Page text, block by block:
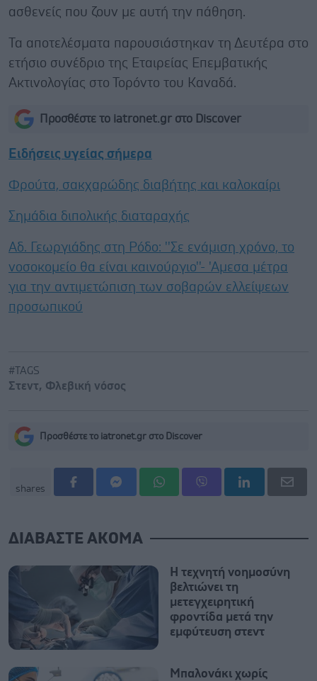
ασθενείς που ζουν με αυτή την πάθηση.
Τα αποτελέσματα παρουσιάστηκαν τη Δευτέρα στο
ετήσιο συνέδριο της Εταιρείας Επεμβατικής
Ακτινολογίας στο Τορόντο του Καναδά.
Προσθέστε το iatronet.gr στο Discover
Ειδήσεις υγείας σήμερα
Φρούτα, σακχαρώδης διαβήτης και καλοκαίρι
Σημάδια διπολικής διαταραχής
Αδ. Γεωργιάδης στη Ρόδο: ''Σε ενάμιση χρόνο, το
νοσοκομείο θα είναι καινούργιο''- 'Αμεσα μέτρα
για την αντιμετώπιση των σοβαρών ελλείψεων
προσωπικού
#TAGS
Στεντ, Φλεβική νόσος
Προσθέστε το iatronet.gr στο Discover
shares
ΔΙΑΒΑΣΤΕ ΑΚΟΜΑ
Η τεχνητή νοημοσύνη
βελτιώνει τη
μετεγχειρητική
φροντίδα μετά την
εμφύτευση στεντ
Μπαλονάκι χωρίς